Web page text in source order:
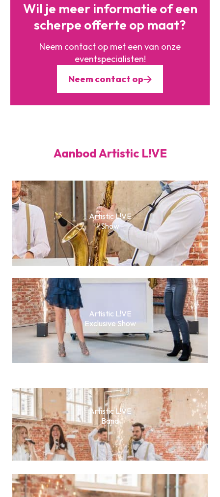
Wil je meer informatie ofeen
scherpe offerte op maat?
Neem contact op met een van onze
eventspecialisten!
Neem contact op
Aanbod Artistic L!VE
Artistic L!VE
Show
Artistic L!VE
Exclusive Show
Artistic L!VE
Band